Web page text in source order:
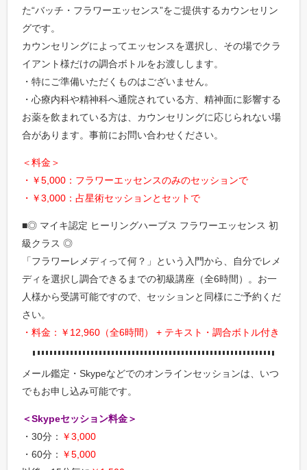
た“バッチ・フラワーエッセンス”をご提供するカウンセリン
グです。
カウンセリングによってエッセンスを選択し、その場でクラ
イアント様だけの調合ボトルをお渡しします。
・特にご準備いただくものはございません。
・心療内科や精神科へ通院されている方、精神面に影響する
お薬を飲まれている方は、カウンセリングに応じられない場
合があります。事前にお問い合わせください。
＜料金＞
・￥5,000：フラワーエッセンスのみのセッションで
・￥3,000：占星術セッションとセットで
■◎ マイキ認定 ヒーリングハーブス フラワーエッセンス 初
級クラス ◎
「フラワーレメディって何？」という入門から、自分でレメ
ディを選択し調合できるまでの初級講座（全6時間）。お一
人様から受講可能ですので、セッションと同様にご予約くだ
さい。
・料金：￥12,960（全6時間） + テキスト・調合ボトル付き
メール鑑定・Skypeなどでのオンラインセッションは、いつ
でもお申し込み可能です。
＜Skypeセッション料金＞
・30分： ￥3,000
・60分： ￥5,000